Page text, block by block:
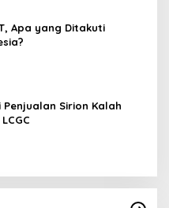
Apa yang Ditakuti
Sirion Kalah